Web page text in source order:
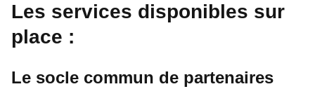
Les services disponibles sur
place :
Le socle commun de partenaires